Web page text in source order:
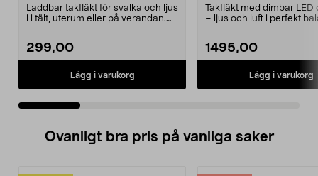
Laddbar takfläkt för svalka och ljus
i i tält, uterum eller på verandan.
299,00
Lägg i varukorg
Takfläkt med dimbar LED
– ljus och luft i perfekt
1495,00
Lägg i varukorg
Ovanligt bra pris på vanliga saker